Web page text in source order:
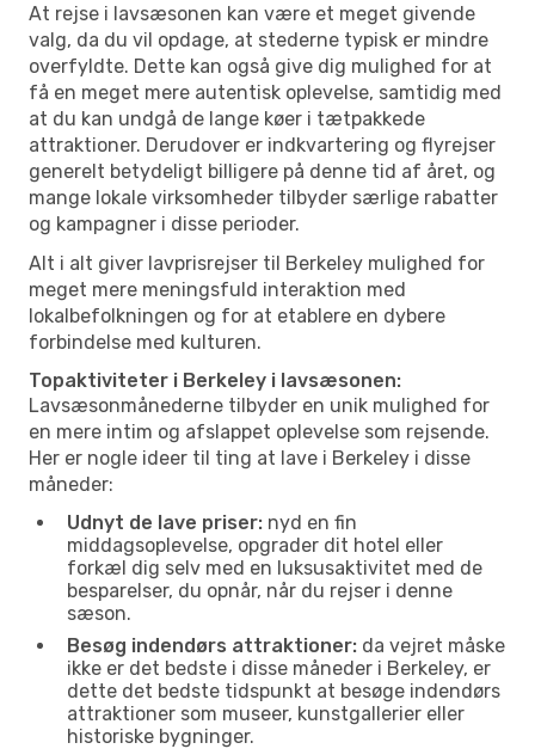
At rejse i lavsæsonen kan være et meget givende
valg, da du vil opdage, at stederne typisk er mindre
overfyldte. Dette kan også give dig mulighed for at
få en meget mere autentisk oplevelse, samtidig med
at du kan undgå de lange køer i tætpakkede
attraktioner. Derudover er indkvartering og flyrejser
generelt betydeligt billigere på denne tid af året, og
mange lokale virksomheder tilbyder særlige rabatter
og kampagner i disse perioder.
Alt i alt giver lavprisrejser til Berkeley mulighed for
meget mere meningsfuld interaktion med
lokalbefolkningen og for at etablere en dybere
forbindelse med kulturen.
Topaktiviteter i Berkeley i lavsæsonen:
Lavsæsonmånederne tilbyder en unik mulighed for
en mere intim og afslappet oplevelse som rejsende.
Her er nogle ideer til ting at lave i Berkeley i disse
måneder:
Udnyt de lave priser: nyd en fin
middagsoplevelse, opgrader dit hotel eller
forkæl dig selv med en luksusaktivitet med de
besparelser, du opnår, når du rejser i denne
sæson.
Besøg indendørs attraktioner: da vejret måske
ikke er det bedste i disse måneder i Berkeley, er
dette det bedste tidspunkt at besøge indendørs
attraktioner som museer, kunstgallerier eller
historiske bygninger.